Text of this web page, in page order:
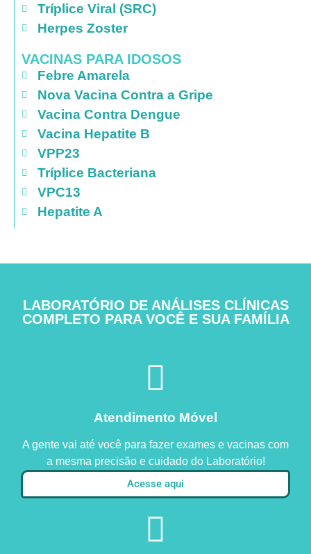
Tríplice Viral (SRC)
Herpes Zoster
VACINAS PARA IDOSOS
Febre Amarela
Nova Vacina Contra a Gripe
Vacina Contra Dengue
Vacina Hepatite B
VPP23
Tríplice Bacteriana
VPC13
Hepatite A
LABORATÓRIO DE ANÁLISES CLÍNICAS
COMPLETO PARA VOCÊ E SUA FAMÍLIA
Atendimento Móvel
A gente vai até você para fazer exames e vacinas com
a mesma precisão e cuidado do Laboratório!
Acesse aqui